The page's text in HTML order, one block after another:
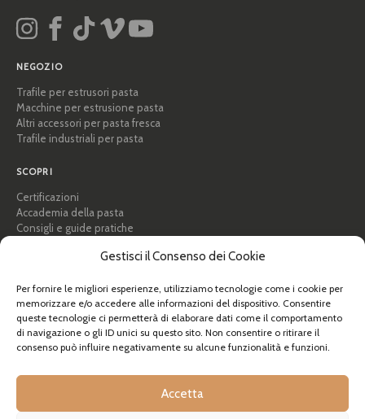
Gestisci il Consenso dei Cookie
Per fornire le migliori esperienze, utilizziamo tecnologie come i cookie per
memorizzare e/o accedere alle informazioni del dispositivo. Consentire
queste tecnologie ci permetterà di elaborare dati come il comportamento
di navigazione o gli ID unici su questo sito. Non consentire o ritirare il
consenso può influire negativamente su alcune funzionalità e funzioni.
Accetta
NEGOZIO
Trafile per estrusori pasta
Macchine per estrusione pasta
Altri accessori per pasta fresca
Trafile industriali per pasta
SCOPRI
Certificazioni
Accademia della pasta
Consigli e guide pratiche
Professionisti e B2B
AIUTO
FAQ e supporto
Contattaci
Info spedizioni